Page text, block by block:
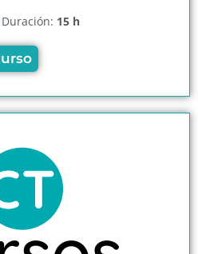
Duración: 15 h